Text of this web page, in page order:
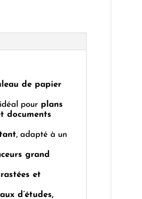
de papier
pour plans
documents
, adapté à un
grand
et
d’études,